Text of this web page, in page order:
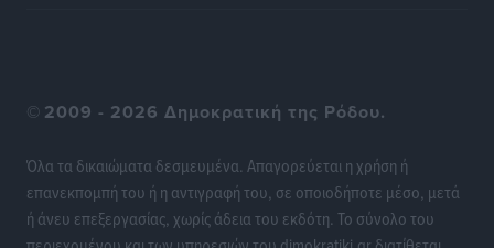
© 2009 - 2026 Δημοκρατική της Ρόδου.
Όλα τα δικαιώματα δεσμευμένα. Απαγορεύεται η χρήση ή
επανεκπομπή του ή η αντιγραφή του, σε οποιοδήποτε μέσο, μετά
ή άνευ επεξεργασίας, χωρίς άδεια του εκδότη. Το σύνολο του